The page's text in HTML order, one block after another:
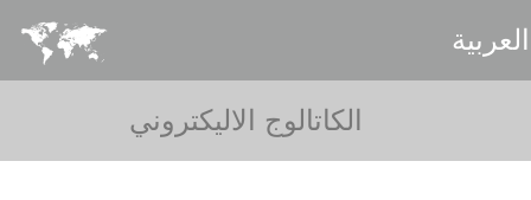
العربية
الكاتالوج الاليكتروني